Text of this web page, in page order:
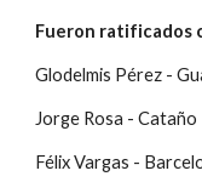
Fueron ratificados
Glodelmis Pérez -
Jorge Rosa - Cataño
Félix Vargas -